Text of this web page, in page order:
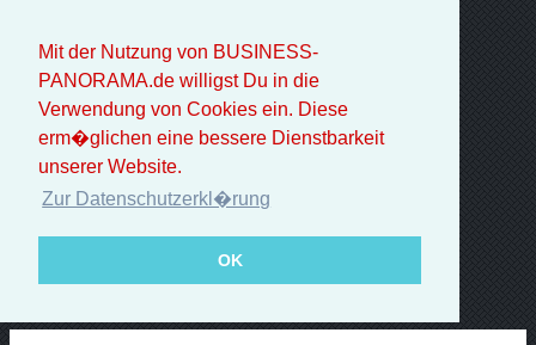
Mit der Nutzung von BUSINESS-
PANORAMA.de willigst Du in die
Verwendung von Cookies ein. Diese
erm�glichen eine bessere Dienstbarkeit
unserer Website.
Zur Datenschutzerkl�rung
OK